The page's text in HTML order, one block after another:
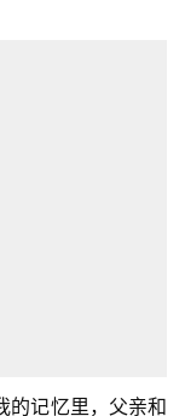
的记忆里，父亲和